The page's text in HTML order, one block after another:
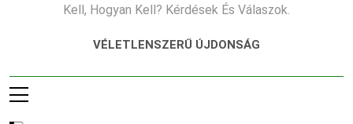
Kell, Hogyan Kell? Kérdések És Válaszok.
VÉLETLENSZERŰ ÚJDONSÁG